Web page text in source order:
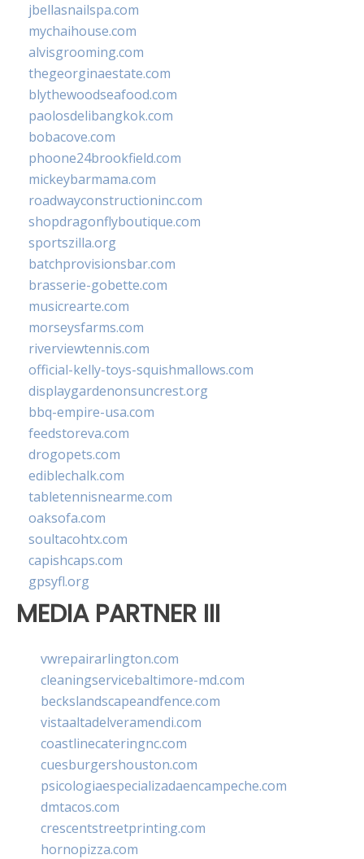
jbellasnailspa.com
mychaihouse.com
alvisgrooming.com
thegeorginaestate.com
blythewoodseafood.com
paolosdelibangkok.com
bobacove.com
phoone24brookfield.com
mickeybarmama.com
roadwayconstructioninc.com
shopdragonflyboutique.com
sportszilla.org
batchprovisionsbar.com
brasserie-gobette.com
musicrearte.com
morseysfarms.com
riverviewtennis.com
official-kelly-toys-squishmallows.com
displaygardenonsuncrest.org
bbq-empire-usa.com
feedstoreva.com
drogopets.com
ediblechalk.com
tabletennisnearme.com
oaksofa.com
soultacohtx.com
capishcaps.com
gpsyfl.org
MEDIA PARTNER III
vwrepairarlington.com
cleaningservicebaltimore-md.com
beckslandscapeandfence.com
vistaaltadelveramendi.com
coastlinecateringnc.com
cuesburgershouston.com
psicologiaespecializadaencampeche.com
dmtacos.com
crescentstreetprinting.com
hornopizza.com